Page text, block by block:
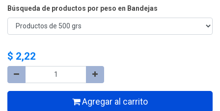
Búsqueda de productos por peso en Bandejas
$ 2,22
Agregar al carrito